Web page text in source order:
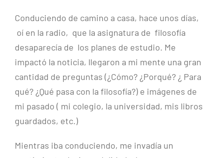
Conduciendo de camino a casa, hace unos días,
oí en la radio, que la asignatura de filosofía
desaparecía de los planes de estudio. Me
impactó la noticia, llegaron a mi mente una gran
cantidad de preguntas (¿Cómo? ¿Porqué? ¿ Para
qué? ¿Qué pasa con la filosofía?) e imágenes de
mi pasado ( mi colegio, la universidad, mis libros
guardados, etc.)
Mientras iba conduciendo, me invadía un